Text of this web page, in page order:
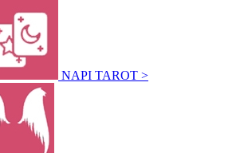
NAPI TAROT >